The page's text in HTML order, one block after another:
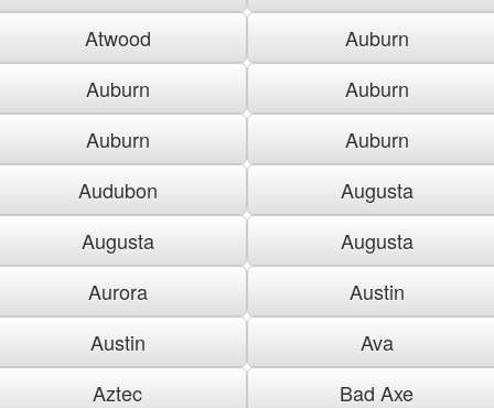
Atwood
Auburn
Auburn
Auburn
Auburn
Auburn
Audubon
Augusta
Augusta
Augusta
Aurora
Austin
Austin
Ava
Aztec
Bad Axe